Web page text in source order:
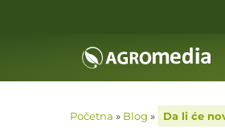
Početna » Blog » Da li će